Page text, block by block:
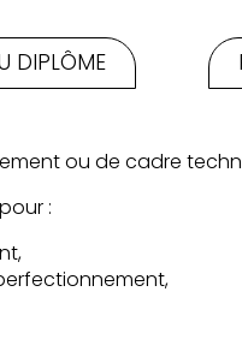
DIPLÔME
ou de cadre
: